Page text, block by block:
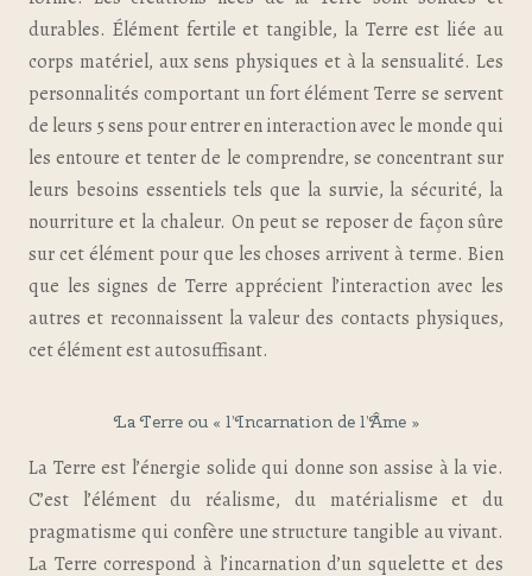
durables. Élément fertile et tangible, la Terre est liée au
corps matériel, aux sens physiques et à la sensualité. Les
personnalités comportant un fort élément Terre se servent
de leurs 5 sens pour entrer en interaction avec le monde qui
les entoure et tenter de le comprendre, se concentrant sur
leurs besoins essentiels tels que la survie, la sécurité, la
nourriture et la chaleur. On peut se reposer de façon sûre
sur cet élément pour que les choses arrivent à terme. Bien
que les signes de Terre apprécient l’interaction avec les
autres et reconnaissent la valeur des contacts physiques,
cet élément est autosuffisant.
La Terre ou « l’Incarnation de l’Âme »
La Terre est l’énergie solide qui donne son assise à la vie.
C’est l’élément du réalisme, du matérialisme et du
pragmatisme qui confère une structure tangible au vivant.
La Terre correspond à l’incarnation d’un squelette et des